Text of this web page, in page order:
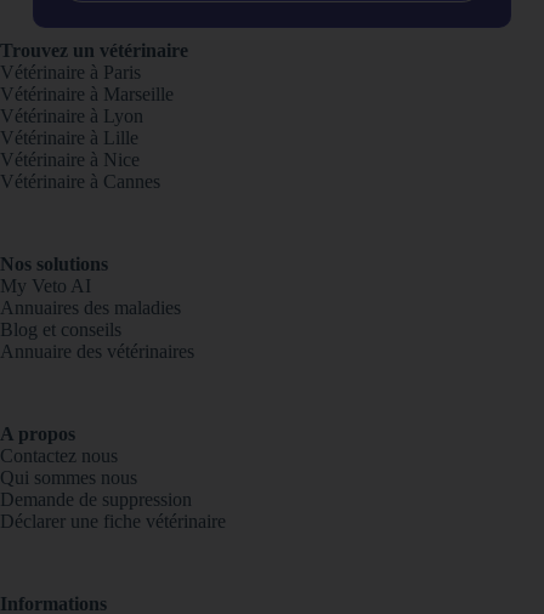
Trouvez un vétérinaire
Vétérinaire à Paris
Vétérinaire à Marseille
Vétérinaire à Lyon
Vétérinaire à Lille
Vétérinaire à Nice
Vétérinaire à Cannes
Nos solutions
My Veto AI
Annuaires des maladies
Blog et conseils
Annuaire des vétérinaires
A propos
Contactez nous
Qui sommes nous
Demande de suppression
Déclarer une fiche vétérinaire
Informations